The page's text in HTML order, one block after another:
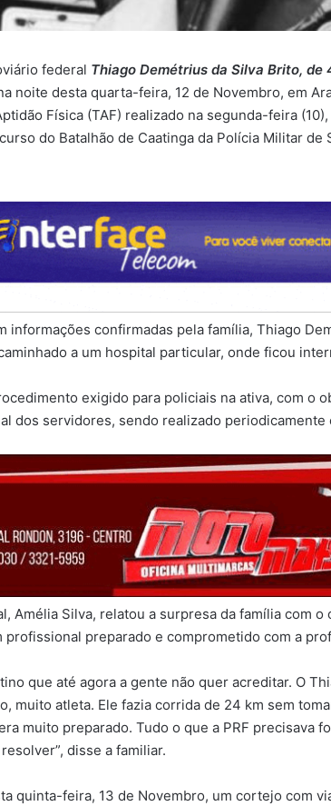
federal Thiago Demétrius da Silva Brito, de
noite desta quarta-feira, 12 de Novembro, em
Física (TAF) realizado na segunda-feira
do Batalhão de Caatinga da Polícia Militar de
informações confirmadas pela família, Thiago
a um hospital particular, onde ficou
exigido para policiais na ativa, com o
dos servidores, sendo realizado
Amélia Silva, relatou a surpresa da família com
profissional preparado e comprometido com a
que até agora a gente não quer acreditar. O
muito atleta. Ele fazia corrida de 24 km sem
muito preparado. Tudo o que a PRF precisava
disse a familiar.
quinta-feira, 13 de Novembro, um cortejo com